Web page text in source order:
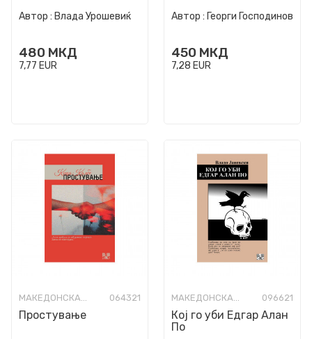
Автор : Влада Урошевиќ
480 МКД
7,77 EUR
Автор : Георги Господинов
450 МКД
7,28 EUR
МАКЕДОНСКА КНИЖЕВНОСТ 064321
Простување
МАКЕДОНСКА КНИЖЕВНОСТ 096621
Кој го уби Едгар Алан
По